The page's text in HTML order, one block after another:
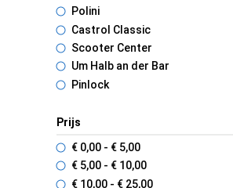
Polini
Castrol Classic
Scooter Center
Um Halb an der Bar
Pinlock
Prijs
€ 0,00 - € 5,00
€ 5,00 - € 10,00
€ 10,00 - € 25,00